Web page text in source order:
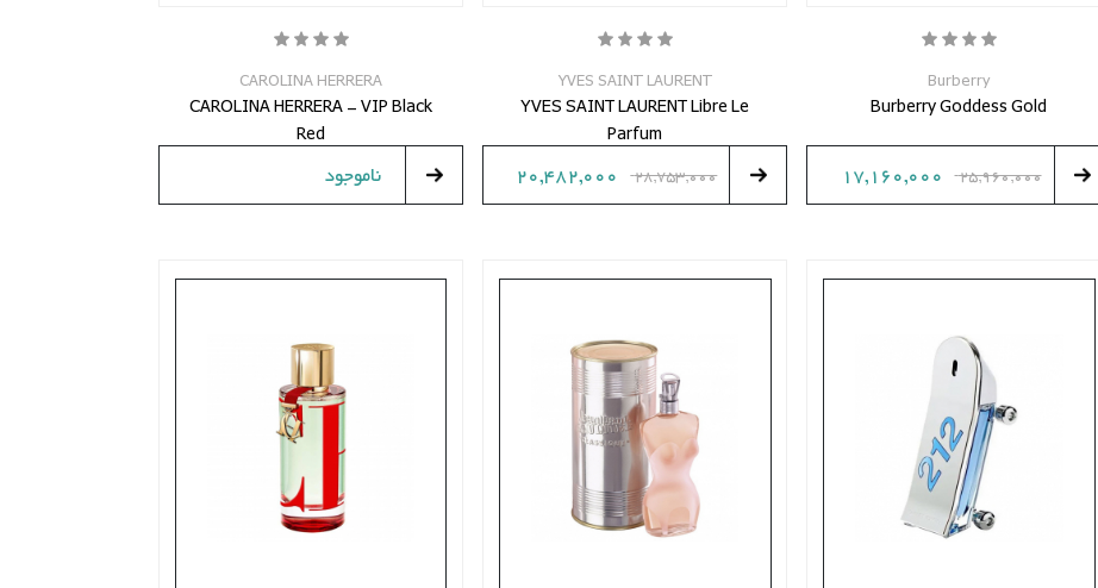
Burberry
Burberry Goddess Gold
25,960,000
17,160,000
YVES SAINT LAURENT
YVES SAINT LAURENT Libre Le
Parfum
28,753,000
20,482,000
CAROLINA HERRERA
CAROLINA HERRERA - VIP Black
Red
ناموجود